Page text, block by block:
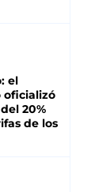
el
oficializó
20%
de los